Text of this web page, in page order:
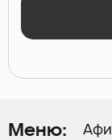
Меню: